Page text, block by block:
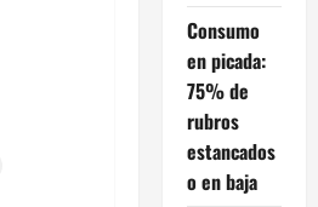
Consumo
en picada:
75% de
rubros
estancados
o en baja